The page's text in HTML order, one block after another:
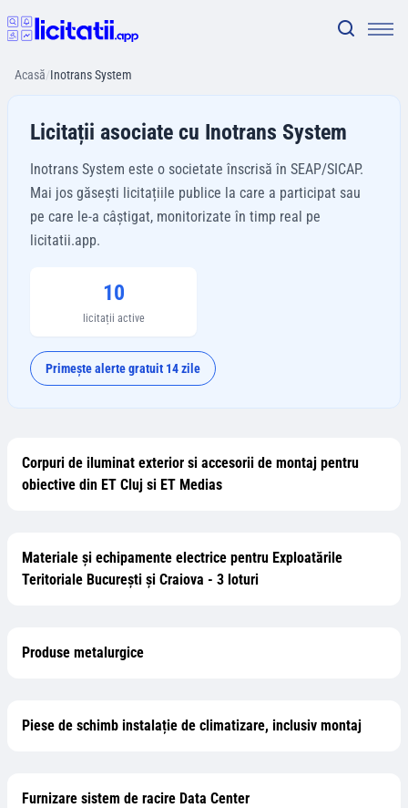
Acasă/Inotrans System
Licitații asociate cu Inotrans System
Inotrans System este o societate înscrisă în SEAP/SICAP.
Mai jos găsești licitațiile publice la care a participat sau
pe care le-a câștigat, monitorizate în timp real pe
licitatii.app.
10
licitații active
Primește alerte gratuit 14 zile
Corpuri de iluminat exterior si accesorii de montaj pentru
obiective din ET Cluj si ET Medias
Materiale și echipamente electrice pentru Exploatările
Teritoriale București și Craiova - 3 loturi
Produse metalurgice
Piese de schimb instalație de climatizare, inclusiv montaj
Furnizare sistem de racire Data Center